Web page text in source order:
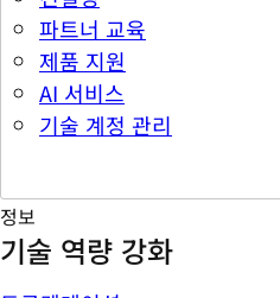
파트너 교육
제품 지원
AI 서비스
기술 계정 관리
정보
기술 역량 강화